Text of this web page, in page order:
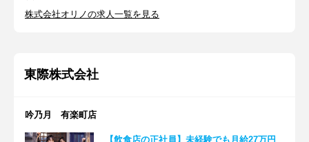
株式会社オリノの求人一覧を見る
東際株式会社
吟乃月 有楽町店
【飲食店の正社員】未経験でも月給27万円